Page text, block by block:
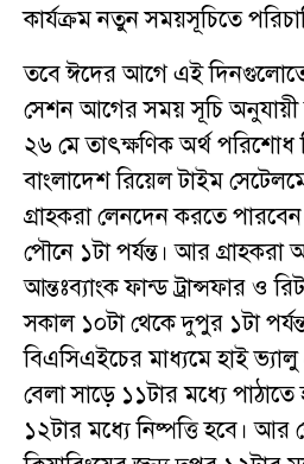
কার্যক্রম নতুন সময়সূচিতে
তবে ঈদের আগে এই
সেশন আগের সময় সূচি
২৬ মে তাৎক্ষণিক অর্থ পরিশোধ
বাংলাদেশ রিয়েল টাইম
গ্রাহকরা লেনদেন করতে
পৌনে ১টা পর্যন্ত। আর
আন্তঃব্যাংক ফান্ড ট্রান্সফার ও
সকাল ১০টা থেকে দুপুর ১টা
বিএসিএইচের মাধ্যমে হাই ভ্যালু
বেলা সাড়ে ১১টার মধ্যে
১২টার মধ্যে নিষ্পত্তি হবে। আর